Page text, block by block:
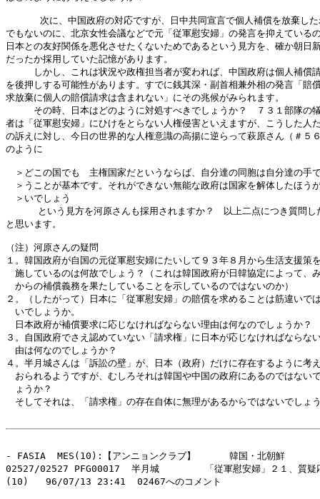
次に、中国政府の対応ですが、日中共同宣言で個人補償を放棄し
でもないのに、北京女性会議などで元「従軍慰安婦」の発言を抑えている
日本との友好関係を悪化させたくないためであるという見方を、確か朝日
だったか採用していた記憶があります。
しかし、これは状況や政権担当者が変われば、中国政府は個人補償
を後押しする可能性があります。すでに銭其深・副首相兼外相の発言「賠
求放棄に個人の賠償請求は含まれない」にその兆候がみられます。
その時、日本はどのように対処すべきでしょうか？　７３１部隊の
者は「従軍慰安婦」にひけをとらない人権侵害といえますが、こうした人
の訴えに対し、今日の世界的な人権意識の高揚に逆らって萩原さん（＃５
のように
＞どこの国でも　主権国家だというならば、自分達の同胞は自分達の手
＞うことが基本です。それができない無能な政府は国家を解体したほう
＞いでしょう
　という見方を河原さんも採用されますか？　以上二点につき質問し
と思います。
（注）河原さんの疑問
１。韓国政府が自国の元従軍慰安婦にたいして９３年８月から生活支援策
施しているのは何故でしょう？（これは韓国政府が日韓協定によって、
からの補償義務を果たしていることを示しているのではないのか）
２。（したがって）日本に「従軍慰安婦」の賠償を求めることは筋違いで
いでしょうか。
日本政府が補償要求に応じなければならない理由は何なのでしょうか？
３。自国政府でさえ認めていない「請求権」に日本が応じなければならな
由は何なのでしょうか？
４。半月城さんは「訴訟の壁」が、日本（政府）だけに存在するように考
おられるようですが、むしろそれは韓国や中国の政府にあるのではない
ょうか？
そしてそれは、「請求権」の存在自体に無理があるからではないでしょ
- FASIA  MES(10):【アンニョンクラブ】　　　 韓国・北朝鮮
02527/02527 PFG00017  半月城        「従軍慰安婦」２１、質疑
(10)   96/07/13 23:41  02467へのコメント